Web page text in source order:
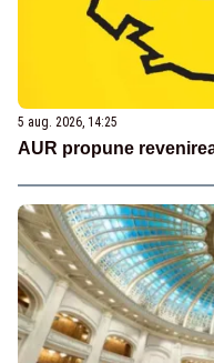
5 aug. 2026, 14:25
AUR propune